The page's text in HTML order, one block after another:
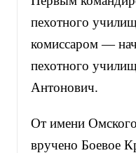
пехотного
комиссаром —
пехотного
Антонович.
От имени
вручено Боевое